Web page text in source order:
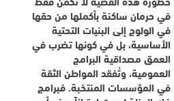
في حرمان ساكنة بأكملها من حقها
في الولوج إلى البنيات التحتية
الأساسية، بل في كونها تضرب في
العمق مصداقية البرامج
العمومية، وتُفقد المواطن الثقة
في المؤسسات المنتخبة. فبرامج